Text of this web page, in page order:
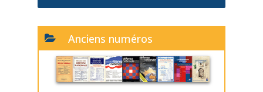
Anciens numéros